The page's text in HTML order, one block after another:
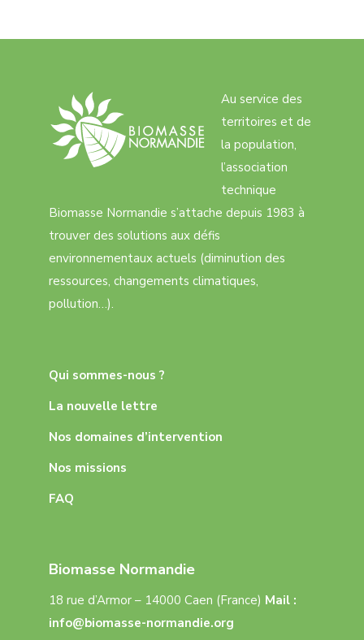
Au service des
territoires et de
la population,
l’association
technique
Biomasse Normandie s’attache depuis 1983 à
trouver des solutions aux défis
environnementaux actuels (diminution des
ressources, changements climatiques,
pollution…).
Qui sommes-nous ?
La nouvelle lettre
Nos domaines d’intervention
Nos missions
FAQ
Biomasse Normandie
18 rue d’Armor – 14000 Caen (France) Mail :
info@biomasse-normandie.org